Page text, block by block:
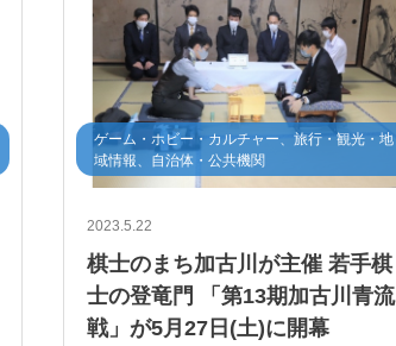
ゲーム・ホビー・カルチャー、旅行・観光・地
域情報、自治体・公共機関
2023.5.22
棋士のまち加古川が主催 若手棋
士の登竜門 「第13期加古川青流
戦」が5月27日(土)に開幕